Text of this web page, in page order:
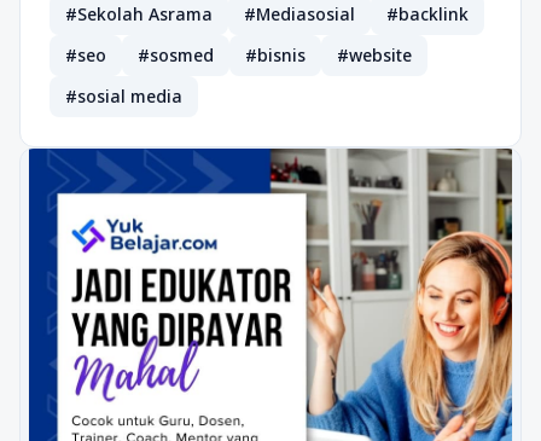
#Sekolah Asrama
#Mediasosial
#backlink
#seo
#sosmed #bisnis
#website
#sosial media